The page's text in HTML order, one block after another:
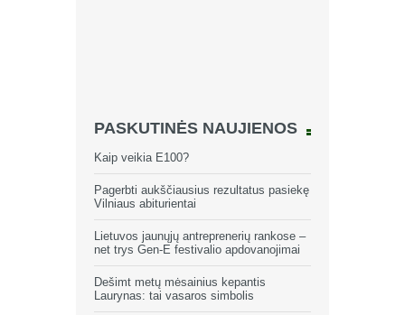
PASKUTINĖS NAUJIENOS
Kaip veikia E100?
Pagerbti aukščiausius rezultatus pasiekę
Vilniaus abiturientai
Lietuvos jaunųjų antreprenerių rankose –
net trys Gen-E festivalio apdovanojimai
Dešimt metų mėsainius kepantis
Laurynas: tai vasaros simbolis